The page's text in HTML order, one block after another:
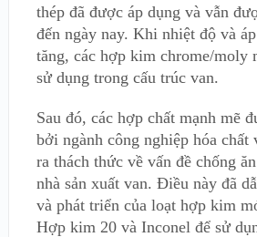
thép đã được áp dụng và vẫn
đến ngày nay. Khi nhiệt độ và
tăng, các hợp kim chrome/moly
sử dụng trong cấu trúc van.
Sau đó, các hợp chất mạnh mẽ
bởi ngành công nghiệp hóa chất
ra thách thức về vấn đề chống
nhà sản xuất van. Điều này đã
và phát triển của loạt hợp kim
Hợp kim 20 và Inconel để sử